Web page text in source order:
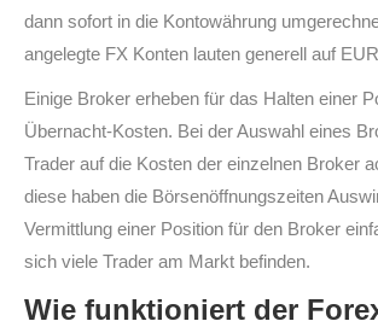
dann sofort in die Kontowährung
angelegte FX Konten lauten generell auf
Einige Broker erheben für das Halten einer
Übernacht-Kosten. Bei der Auswahl eines
Trader auf die Kosten der einzelnen Broker
diese haben die Börsenöffnungszeiten
Vermittlung einer Position für den Broker
sich viele Trader am Markt befinden.
Wie funktioniert der